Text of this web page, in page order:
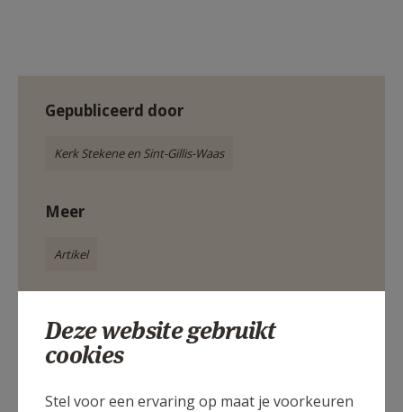
Gepubliceerd door
Kerk Stekene en Sint-Gillis-Waas
Meer
Artikel
Deze website gebruikt
cookies
Stel voor een ervaring op maat je voorkeuren